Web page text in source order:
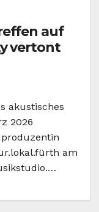
auf
vertont
akustisches
2026
am